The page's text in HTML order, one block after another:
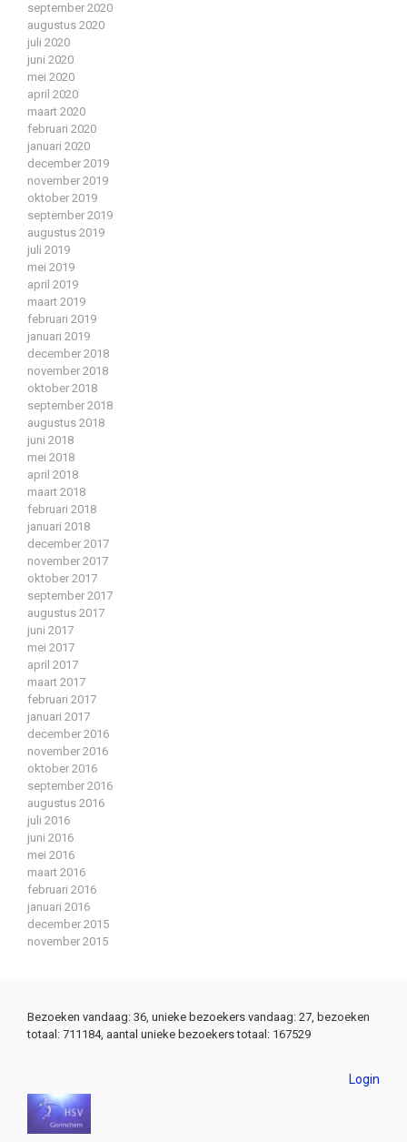
september 2020
augustus 2020
juli 2020
juni 2020
mei 2020
april 2020
maart 2020
februari 2020
januari 2020
december 2019
november 2019
oktober 2019
september 2019
augustus 2019
juli 2019
mei 2019
april 2019
maart 2019
februari 2019
januari 2019
december 2018
november 2018
oktober 2018
september 2018
augustus 2018
juni 2018
mei 2018
april 2018
maart 2018
februari 2018
januari 2018
december 2017
november 2017
oktober 2017
september 2017
augustus 2017
juni 2017
mei 2017
april 2017
maart 2017
februari 2017
januari 2017
december 2016
november 2016
oktober 2016
september 2016
augustus 2016
juli 2016
juni 2016
mei 2016
maart 2016
februari 2016
januari 2016
december 2015
november 2015
Bezoeken vandaag: 36, unieke bezoekers vandaag: 27, bezoeken
totaal: 711184, aantal unieke bezoekers totaal: 167529
Login